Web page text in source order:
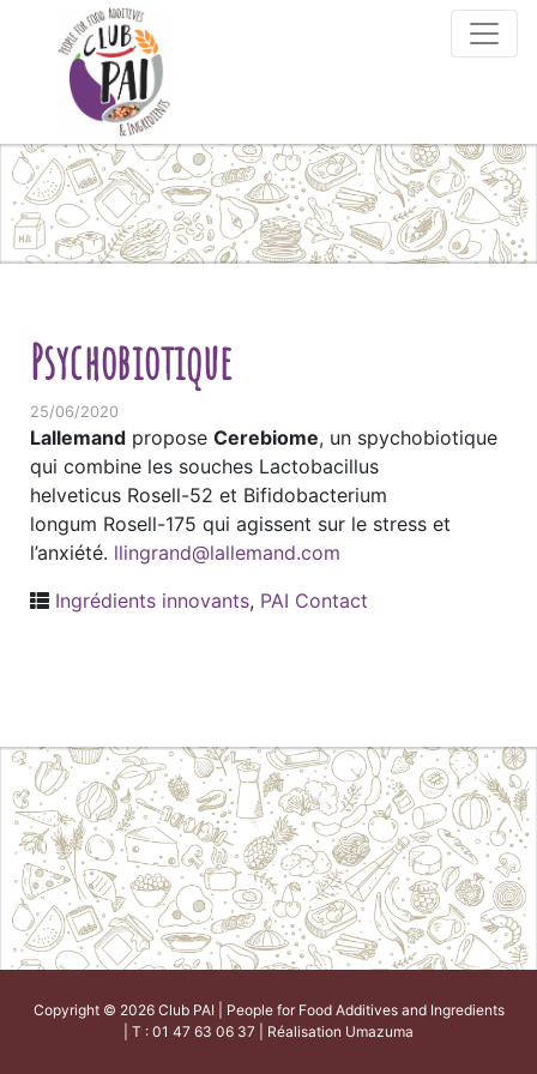
Skip to content
Psychobiotique
25/06/2020
Lallemand propose Cerebiome, un spychobiotique
qui combine les souches Lactobacillus
helveticus Rosell-52 et Bifidobacterium
longum Rosell-175 qui agissent sur le stress et
l’anxiété. llingrand@lallemand.com
Ingrédients innovants, PAI Contact
Copyright © 2026 Club PAI | People for Food Additives and Ingredients
| T : 01 47 63 06 37 | Réalisation Umazuma